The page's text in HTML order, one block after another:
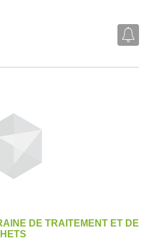
DE TRAITEMENT ET DE